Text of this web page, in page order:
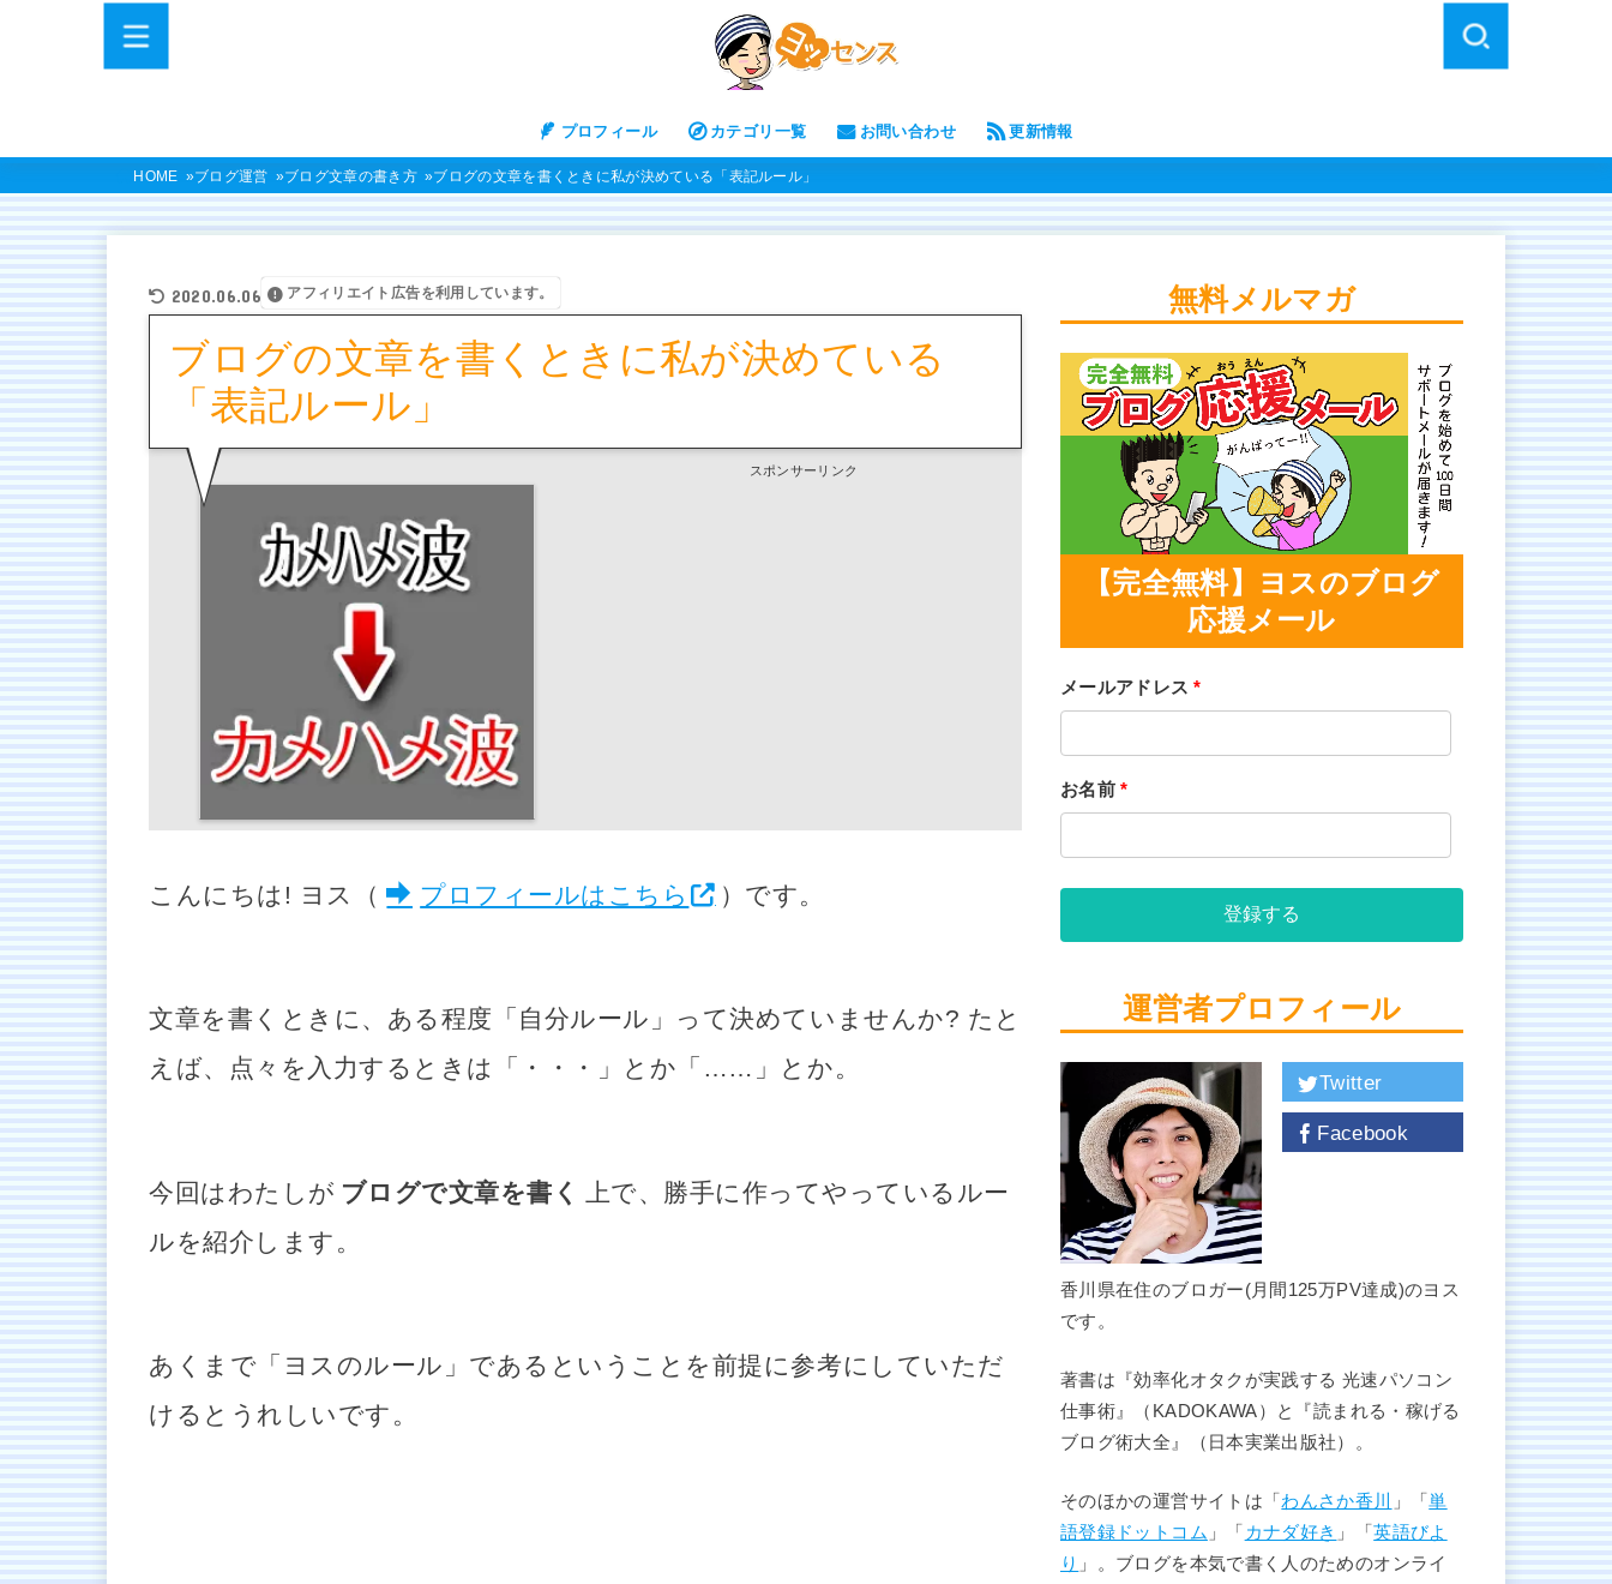
プロフィール カテゴリ一覧 お問い合わせ 更新情報
HOME ブログ運営 ブログ文章の書き方 ブログの文章を書くときに私が決めている「表記ルール」
2020.06.06 アフィリエイト広告を利用しています。
ブログの文章を書くときに私が決めている
「表記ルール」
スポンサーリンク
こんにちは! ヨス（ プロフィールはこちら ）です。
文章を書くときに、ある程度「自分ルール」って決めていませんか? たと
えば、点々を入力するときは「・・・」とか「……」とか。
今回はわたしが ブログで文章を書く
上で、勝手に作ってやっているルー
ルを紹介します。
あくまで「ヨスのルール」であるということを前提に参考にしていただ
けるとうれしいです。
無料メルマガ
【完全無料】ヨスのブログ
応援メール
メールアドレス*
お名前*
登録する
運営者プロフィール
Twitter
Facebook
香川県在住のブロガー(月間125万PV達成)のヨス
です。
著書は『効率化オタクが実践する 光速パソコン
仕事術』（KADOKAWA）と『読まれる・稼げる
ブログ術大全』（日本実業出版社）。
そのほかの運営サイトは「わんさか香川 」「単
語登録ドットコム 」「 カナダ好き 」「英語びよ
り 」。ブログを本気で書く人のためのオンライ